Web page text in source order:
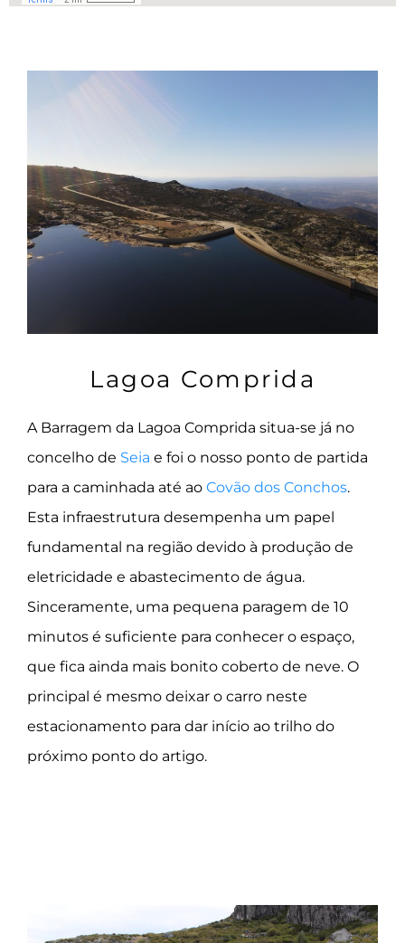
Lagoa Comprida
A Barragem da Lagoa Comprida situa-se já no
concelho de Seia e foi o nosso ponto de partida
para a caminhada até ao Covão dos Conchos.
Esta infraestrutura desempenha um papel
fundamental na região devido à produção de
eletricidade e abastecimento de água.
Sinceramente, uma pequena paragem de 10
minutos é suficiente para conhecer o espaço,
que fica ainda mais bonito coberto de neve. O
principal é mesmo deixar o carro neste
estacionamento para dar início ao trilho do
próximo ponto do artigo.